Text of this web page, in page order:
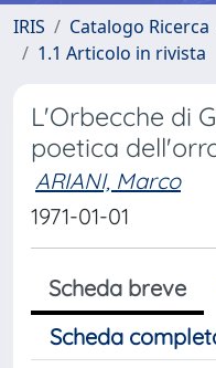
IRIS Catalogo Ricerca
1.1 Articolo in rivista
L'Orbecche di
poetica
ARIANI, Marco
1971-01-01
Scheda breve
Scheda